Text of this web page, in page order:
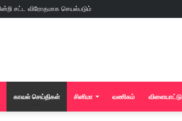
காவல் செய்திகள் சினிமா வணிகம் விளையாட்டு